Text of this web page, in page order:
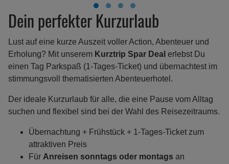
Dein perfekter Kurzurlaub
Lust auf eine kurze Auszeit voller Action, Abenteuer und
Erholung? Mit unserem Kurztrip Spar Deal erlebst Du
einen Tag Parkspaß (1-Tages-Ticket) und übernachtest im
stimmungsvoll thematisierten Abenteuerhotel.
Der ideale Kurzurlaub für alle, die eine Pause vom Alltag
suchen und flexibel sind bei der Wahl des Reisezeitraums.
Übernachtung + Frühstück + 1-Tages-Ticket zum
attraktiven Preis
Für Anreisen sonntags oder montags an